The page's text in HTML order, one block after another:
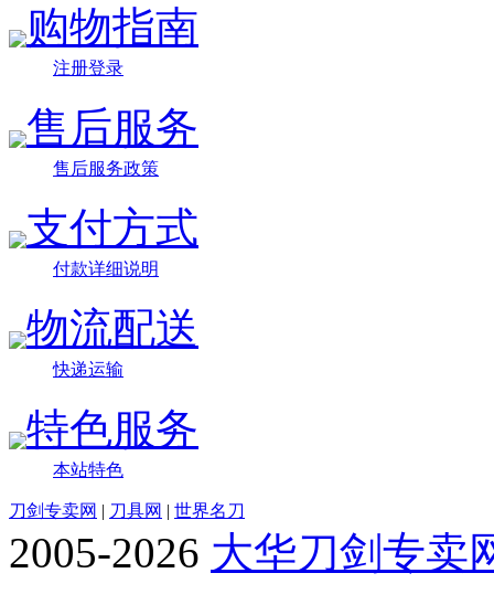
购物指南
注册登录
售后服务
售后服务政策
支付方式
付款详细说明
物流配送
快递运输
特色服务
本站特色
刀剑专卖网 | 刀具网 | 世界名刀
2005-2026 大华刀剑专卖